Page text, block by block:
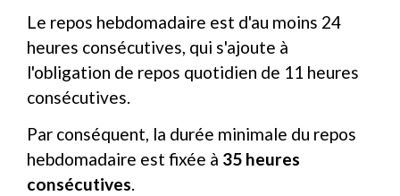
Le repos hebdomadaire est d'au moins 24
heures consécutives, qui s'ajoute à
l'obligation de repos quotidien de 11 heures
consécutives.
Par conséquent, la durée minimale du repos
hebdomadaire est fixée à 35 heures
consécutives.